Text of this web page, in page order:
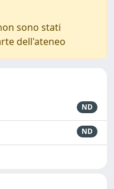
sono stati
dell'ateneo
ND
ND